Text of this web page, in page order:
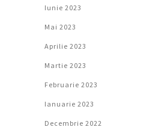
Iunie 2023
Mai 2023
Aprilie 2023
Martie 2023
Februarie 2023
Ianuarie 2023
Decembrie 2022